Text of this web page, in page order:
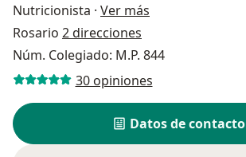
Nutricionista · Ver más
Rosario 2 direcciones
Núm. Colegiado: M.P. 844
30 opiniones
Datos de contacto